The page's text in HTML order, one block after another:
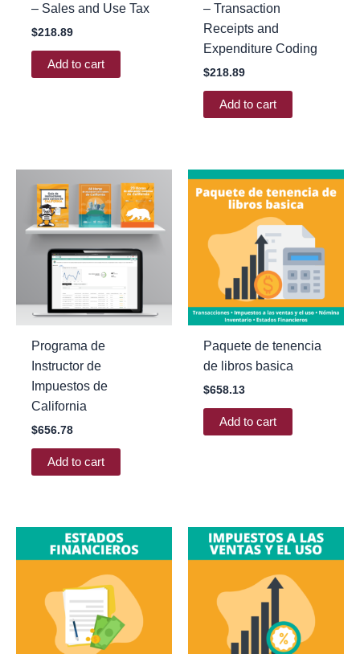
– Sales and Use Tax
$218.89
Add to cart
– Transaction
Receipts and
Expenditure Coding
$218.89
Add to cart
Programa de
Instructor de
Impuestos de
California
$656.78
Add to cart
Paquete de tenencia
de libros basica
$658.13
Add to cart